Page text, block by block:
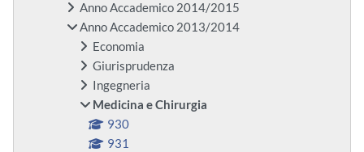
Anno Accademico 2014/2015
Anno Accademico 2013/2014
Economia
Giurisprudenza
Ingegneria
Medicina e Chirurgia
930
931